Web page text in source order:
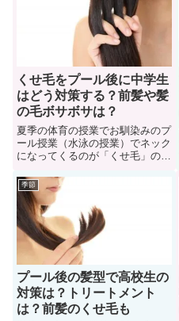
くせ毛をプール後に中学生
はどう対策する？前髪や髪
の毛ボサボサは？
夏季の体育の授業でお馴染みのプ
ール授業（水泳の授業）でネック
になってくるのが「くせ毛」の対
ないかもしれませんが、くせ毛の
人は1度水に濡れると朝にセット
した髪型が崩れるので、プール後
はかなり大変。今回の記事では、
学校でもできる「くせ毛対策」に
ついていくつかご紹介します。
季節
プール後の髪型で高校生の
対策は？トリートメント
は？前髪のくせ毛も